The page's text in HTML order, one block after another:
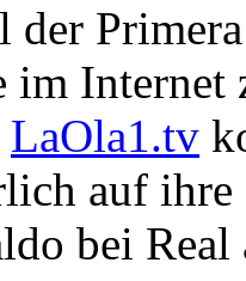
der
Internet
LaOla1.tv
auf
bei